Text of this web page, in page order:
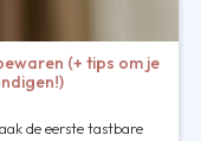
(+ tips om je
de eerste tastbare